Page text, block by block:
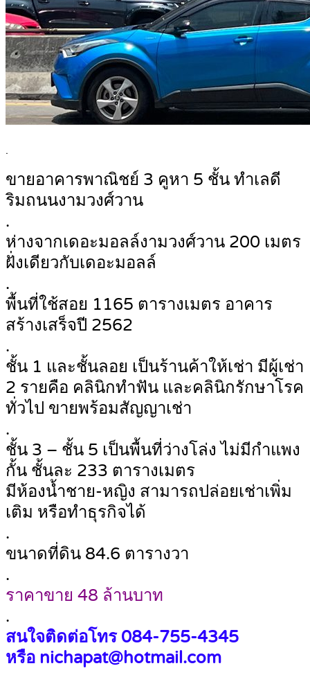
.
ขายอาคารพาณิชย์ 3 คูหา 5 ชั้น ทำเลดี
ริมถนนงามวงศ์วาน
.
ห่างจากเดอะมอลล์งามวงศ์วาน 200 เมตร
ฝั่งเดียวกับเดอะมอลล์
.
พื้นที่ใช้สอย 1165 ตารางเมตร อาคาร
สร้างเสร็จปี 2562
.
ชั้น 1 และชั้นลอย เป็นร้านค้าให้เช่า มีผู้เช่า
2 รายคือ คลินิกทำฟัน และคลินิกรักษาโรค
ทั่วไป ขายพร้อมสัญญาเช่า
.
ชั้น 3 – ชั้น 5 เป็นพื้นที่ว่างโล่ง ไม่มีกำแพง
กั้น ชั้นละ 233 ตารางเมตร
มีห้องน้ำชาย-หญิง สามารถปล่อยเช่าเพิ่ม
เติม หรือทำธุรกิจได้
.
ขนาดที่ดิน 84.6 ตารางวา
.
ราคาขาย 48 ล้านบาท
.
สนใจติดต่อโทร 084-755-4345
หรือ nichapat@hotmail.com